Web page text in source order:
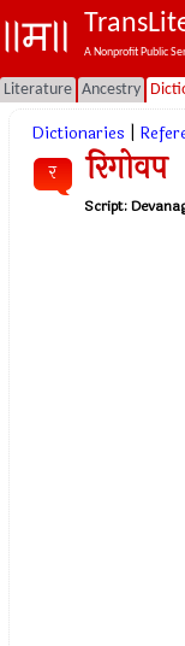
A Nonprofit Public
Literature Ancestry
Dictionaries
र रिगोवप
Script: